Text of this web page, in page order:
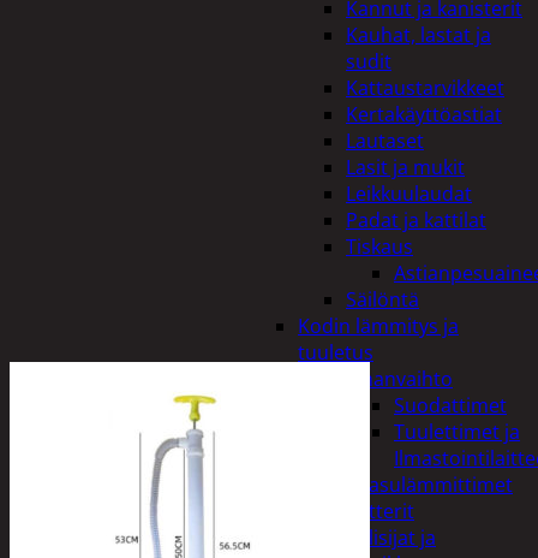
Kannut ja kanisterit
Kauhat, lastat ja
sudit
Kattaustarvikkeet
Kertakäyttöastiat
Lautaset
Lasit ja mukit
Leikkuulaudat
Padat ja kattilat
Tiskaus
Säilöntä
Kodin lämmitys ja
tuuletus
Ilmanvaihto
Suodattimet
Tuulettimet ja
Kaasulämmittimet
Patterit
Tulisijat ja